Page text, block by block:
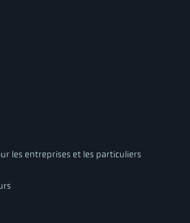
les entreprises et les particuliers